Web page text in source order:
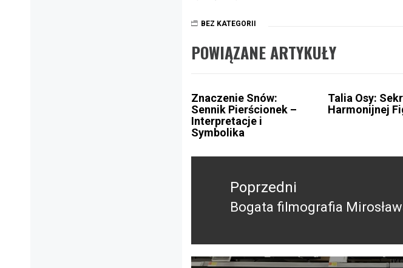
BEZ KATEGORII
POWIĄZANE ARTYKUŁY
Znaczenie Snów:
Sennik Pierścionek –
Interpretacje i
Symbolika
Talia Osy:
Harmonijnej
Nawigacja
Poprzedni
Poprzedni
Bogata filmografia